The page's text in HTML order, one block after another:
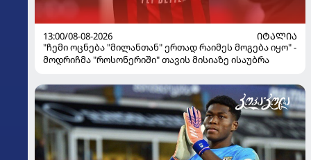
13:00/08-08-2026
ᲘᲢᲐᲚᲘᲐ
"ჩემი ოცნება "მილანთან" ერთად რაიმეს მოგება იყო" -
მოდრიჩმა "როსონერიში" თავის მისიაზე ისაუბრა